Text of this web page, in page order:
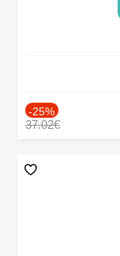
-25%
37.02€